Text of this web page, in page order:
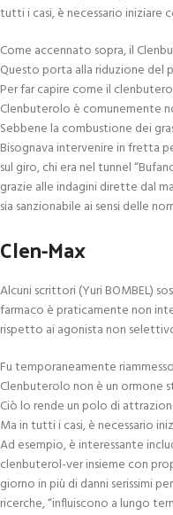
tutti i casi, è necessario iniziare
Come accennato sopra, il
Questo porta alla riduzione del
Per far capire come il
Clenbuterolo è comunemente
Sebbene la combustione dei
Bisognava intervenire in fretta
sul giro, chi era nel tunnel
grazie alle indagini dirette dal
sia sanzionabile ai sensi delle
Clen-Max
Alcuni scrittori (Yuri BOMBEL)
farmaco è praticamente non
rispetto ai agonista non
Fu temporaneamente
Clenbuterolo non è un ormone
Ciò lo rende un polo di
Ma in tutti i casi, è necessario
Ad esempio, è interessante
clenbuterol-ver insieme con
giorno in più di danni serissimi
ricerche, “influiscono a lungo